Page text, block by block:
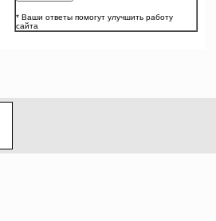
* Ваши ответы помогут улучшить работу
сайта